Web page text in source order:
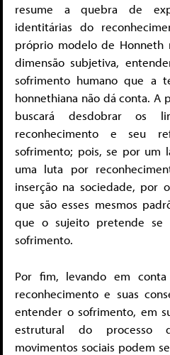
resume a quebra de
identitárias do
próprio modelo de Honneth
dimensão subjetiva,
sofrimento humano que a
honnethiana não dá conta. A
buscará desdobrar os
reconhecimento e seu
sofrimento; pois, se por um
uma luta por
inserção na sociedade, por
que são esses mesmos
que o sujeito pretende se
sofrimento.
Por fim, levando em
reconhecimento e suas
entender o sofrimento, em
estrutural do processo
movimentos sociais podem